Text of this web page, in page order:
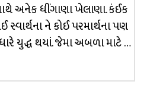
અનેક ધીંગાણા ખેલાણા. કંઈક
ને કોઈ પરમાર્થના પણ
યુદ્ધ થયાં. જેમા અબળા માટે …